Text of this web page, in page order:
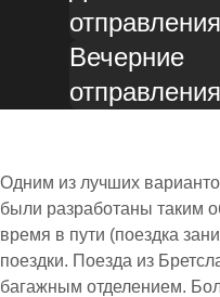
отправления
Вечерние
отправления
Одним из лучших
были разработаны таким
время в пути (поездка
поездки. Поезда из
багажным отделением.